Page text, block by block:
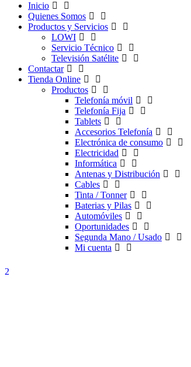
Inicio
Quienes Somos
Productos y Servicios
LOWI
Servicio Técnico
Televisión Satélite
Contactar
Tienda Online
Productos
Telefonía móvil
Telefonía Fija
Tablets
Accesorios Telefonía
Electrónica de consumo
Electricidad
Informática
Antenas y Distribución
Cables
Tinta / Tonner
Baterias y Pilas
Automóviles
Oportunidades
Segunda Mano / Usado
Mi cuenta